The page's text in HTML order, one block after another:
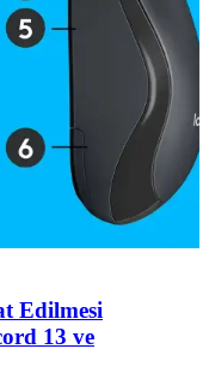
Edilmesi
13 ve